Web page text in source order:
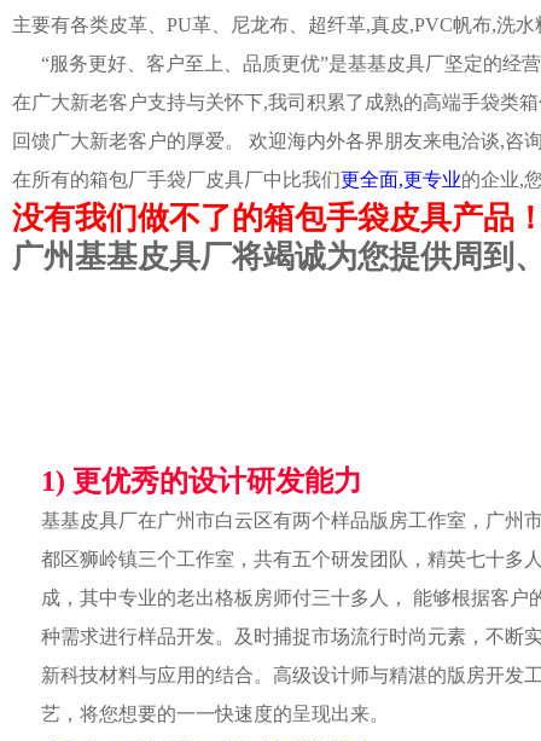
主要有各类皮革、PU革、尼龙布、超纤革,真皮,PVC帆布,洗
“服务更好、客户至上、品质更优”是基基皮具厂坚定的经
在广大新老客户支持与关怀下,我司积累了成熟的高端手袋类
回馈广大新老客户的厚爱。 欢迎海内外各界朋友来电洽谈,咨
在所有的箱包厂手袋厂皮具厂中比我们更全面,更专业的企业,
没有我们做不了的箱包手袋皮具产品
广州基基皮具厂将竭诚为您提供周到
1) 更优秀的设计研发能力
基基皮具厂在广州市白云区有两个样品版房工作室，广州
都区狮岭镇三个工作室，共有五个研发团队，精英七十多
成，其中专业的老出格板房师付三十多人， 能够根据客户
种需求进行样品开发。及时捕捉市场流行时尚元素，不断
新科技材料与应用的结合。高级设计师与精湛的版房开发
艺，将您想要的一一快速度的呈现出来。